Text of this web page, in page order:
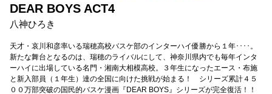
DEAR BOYS ACT4
八神ひろき
天才・哀川和彦率いる瑞穂高校バスケ部のインターハイ優勝から１年････。
新たな舞台となるのは、瑞穂のライバルにして、神奈川県内でも毎年インタ
ーハイに出場している名門・湘南大相模高校。３年生になったエース・布施
と新入部員（１年生）達の全国に向けた挑戦が始まる！ シリーズ累計４５
００万部突破の国民的バスケ漫画『DEAR BOYS』シリーズが完全復活！！